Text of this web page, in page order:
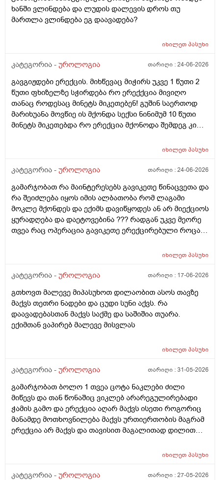
ხანში ვლინდება და ლუდის დალევის დროს თუ
მართლა ვლინდება ეგ დაავადება?
იხილეთპასუხი
კატეგორია - უროლოგია თარიღი :24-06-2026
გავგიჟდები ერექცის. მიხწევაც მიჭირს უკვე 1 წუთი 2
წუთი ფხიზელზე სჭირდება რო ერექქცია მივიღო
თანაც როდესაც მინეტს მიკეთებენ! გუშინ საერთოდ
მარიხუანა მოვწიე ის მქონდა სექსი ნინიმუმ 10 წუთი
მინეტს მიკეთებდა რო ერექცია მქონოდა შემდეგ კი
ერექცია მაგრამ გავგიჟდი დავისტრესე რავქნა
იხილეთპასუხი
კატეგორია - უროლოგია თარიღი :24-06-2026
გამარჯობათ რა მაინტერესებს გავიკეთე წინაცვეთა და
რა შეიძლება იყოს იმის ალბათობა რომ ლაგამი
მოკლე მქონდეს და ექიმს დავიწყოდეს ან არ მიექციოს
ყურადღება და დაეტოვებინა ??? რადგან უკვე მეორე
თვეა რაც ოპერაცია გავიკეთე ერექცირებული როცა
ასევე არაერექციულ დროსაც სადღაც ეგრე 1
ერექცირებულის დროს უბრალოდ მერე გარშემოც
იქაჩება ხოლმე და ცოტა დაჭიმვასაც ვგრძნობსავით
ლაგამის არეში
იხილეთპასუხი
კატეგორია - უროლოგია თარიღი : 17-06-2026
გთხოვთ მალევე მიპასუხოთ დილაობით ასოს თავზე
მაქვს თეთრი ნადები და ცუდი სუნი აქვს. რა
დაავადებასთან მაქვს საქმე და საშიშია თუარა.
ექიმთან ვაპირებ მალევე მისვლას
იხილეთპასუხი
კატეგორია - უროლოგია თარიღი :31-05-2026
გამარჯობათ ბოლო 1 თვეა ცოტა ნაკლები ძილი
მიწევს და თან წონაშიც ვიკლებ არარეგულირებადი
ჭამის გამო და ერექცია აღარ მაქვს ისეთი როგორიც
მანამდე მოთხოვნილება მაქვს ურთიერთობის მაგრამ
ერექცია არ მაქვს და თავისით მაგალითად დილით
იხილეთპასუხი
კატეგორია - უროლოგია თარიღი :27-05-2026